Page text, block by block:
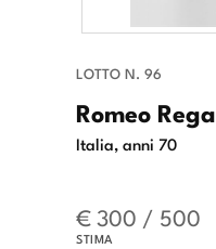
LOTTO N. 96
Romeo Rega
Italia, anni 70
€ 300 / 500
STIMA